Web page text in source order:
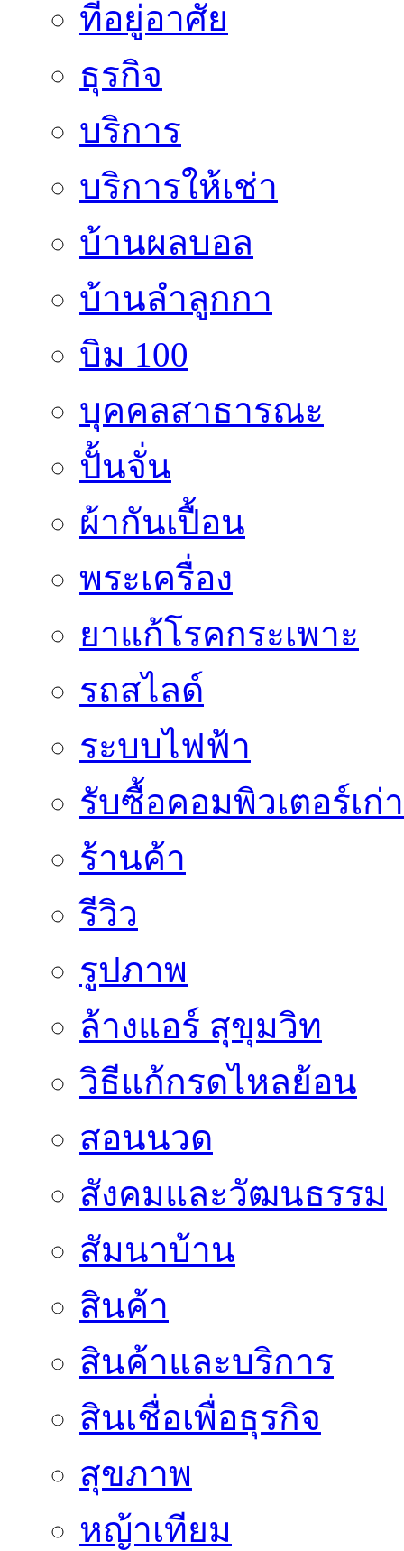
ที่อยู่อาศัย
ธุรกิจ
บริการ
บริการให้เช่า
บ้านผลบอล
บ้านลำลูกกา
บิม 100
บุคคลสาธารณะ
ปั้นจั่น
ผ้ากันเปื้อน
พระเครื่อง
ยาแก้โรคกระเพาะ
รถสไลด์
ระบบไฟฟ้า
รับซื้อคอมพิวเตอร์เก่า
ร้านค้า
รีวิว
รูปภาพ
ล้างแอร์ สุขุมวิท
วิธีแก้กรดไหลย้อน
สอนนวด
สังคมและวัฒนธรรม
สัมนาบ้าน
สินค้า
สินค้าและบริการ
สินเชื่อเพื่อธุรกิจ
สุขภาพ
หญ้าเทียม